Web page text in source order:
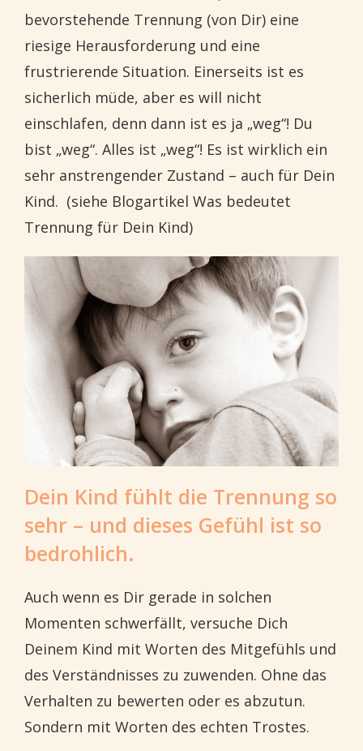
bevorstehende Trennung (von Dir) eine
riesige Herausforderung und eine
frustrierende Situation. Einerseits ist es
sicherlich müde, aber es will nicht
einschlafen, denn dann ist es ja „weg“! Du
bist „weg“. Alles ist „weg“! Es ist wirklich ein
sehr anstrengender Zustand – auch für Dein
Kind. (siehe Blogartikel Was bedeutet
Trennung für Dein Kind)
Dein Kind fühlt die Trennung so
sehr – und dieses Gefühl ist so
bedrohlich.
Auch wenn es Dir gerade in solchen
Momenten schwerfällt, versuche Dich
Deinem Kind mit Worten des Mitgefühls und
des Verständnisses zu zuwenden. Ohne das
Verhalten zu bewerten oder es abzutun.
Sondern mit Worten des echten Trostes.